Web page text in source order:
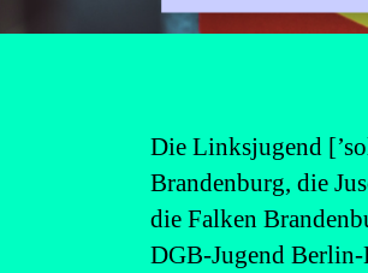
Die Linksjugend
Brandenburg, die
die Falken
DGB-Jugend